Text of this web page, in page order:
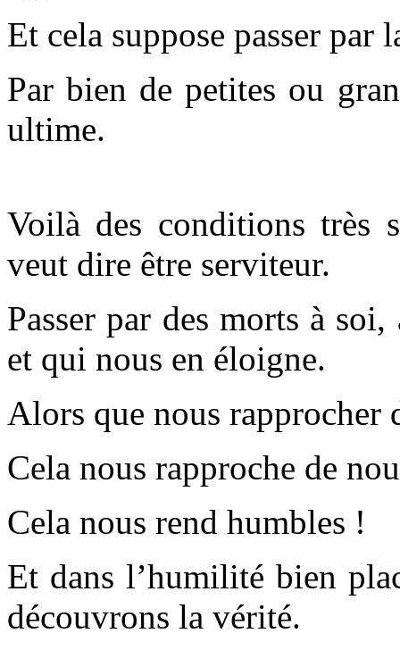
Et cela suppose passer par
Par bien de petites ou
ultime.
Voilà des conditions très
veut dire être serviteur.
Passer par des morts à
et qui nous en éloigne.
Alors que nous rapprocher
Cela nous rapproche de
Cela nous rend humbles !
Et dans l’humilité bien
découvrons la vérité.